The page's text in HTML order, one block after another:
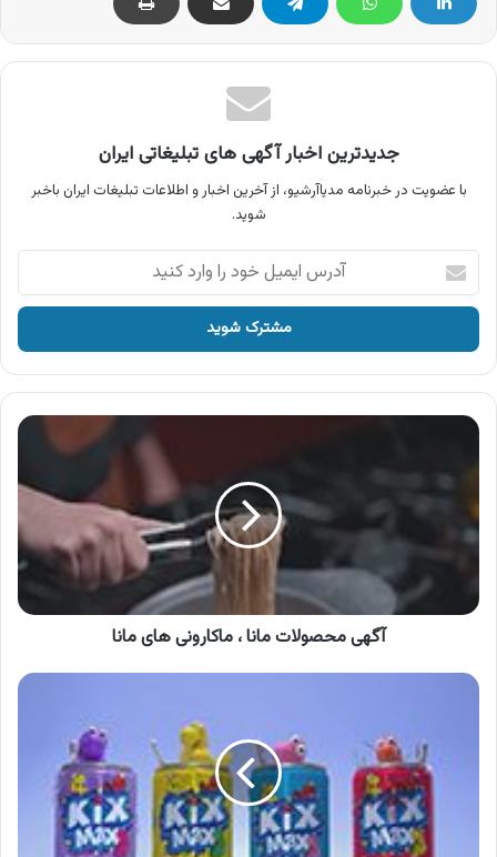
جدیدترین اخبار آگهی های تبلیغاتی ایران
با عضویت در خبرنامه مدیاآرشیو، از آخرین اخبار و اطلاعات تبلیغات ایران باخبر
شوید.
آدرس
ایمیل
خود
وارد
کنید
آگهی
مانا
ماکارونی
های
آگهی محصولات مانا ، ماکارونی های مانا
آگهی